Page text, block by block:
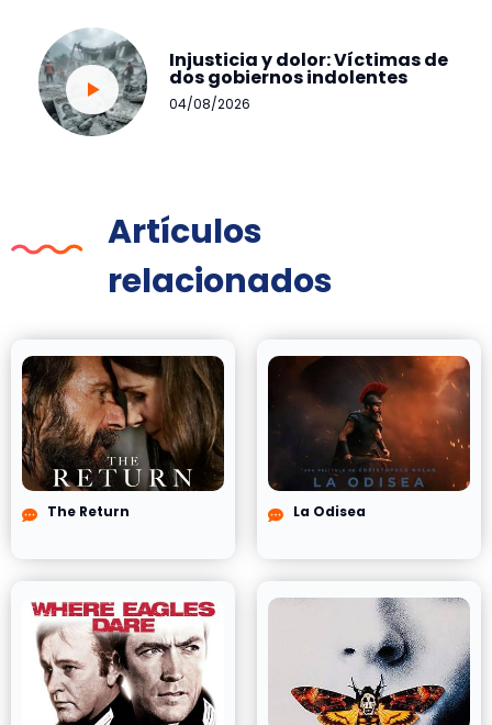
Injusticia y dolor: Víctimas de
dos gobiernos indolentes
04/08/2026
Artículos
relacionados
The Return La Odisea